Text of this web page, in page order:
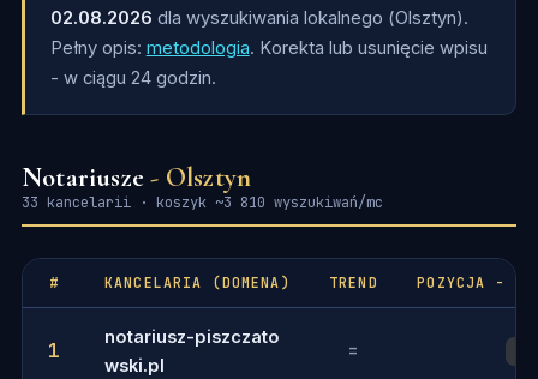
02.08.2026 dla wyszukiwania lokalnego (Olsztyn).
Pełny opis: metodologia. Korekta lub usunięcie wpisu
- w ciągu 24 godzin.
Notariusze- Olsztyn
33 kancelarii · koszyk ~3 810 wyszukiwań/mc
# KANCELARIA (DOMENA) TREND POZYCJA -
1
notariusz-piszczato
wski.pl
=